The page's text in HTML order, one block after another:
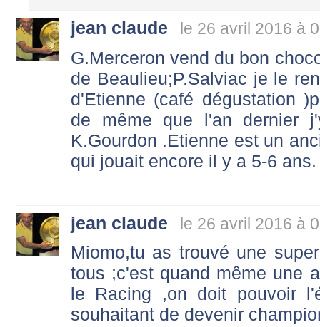
jean claude le 26 avril 2016 à
G.Merceron vend du bon
de Beaulieu;P.Salviac je le
d'Etienne (café dégustation
de même que l'an dernier
K.Gourdon .Etienne est un
qui jouait encore il y a 5-6 ans.
jean claude le 26 avril 2016 à
Miomo,tu as trouvé une
tous ;c'est quand même une
le Racing ,on doit pouvoir
souhaitant de devenir